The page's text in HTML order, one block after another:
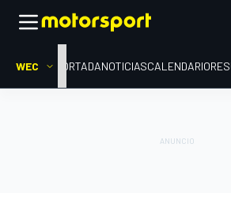
WEC PORTADANOTICIASCALENDARIO